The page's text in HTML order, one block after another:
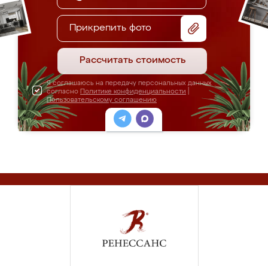
Прикрепить фото
Рассчитать стоимость
Я соглашаюсь на передачу персональных данных
согласно Политике конфиденциальности
Пользовательскому соглашению